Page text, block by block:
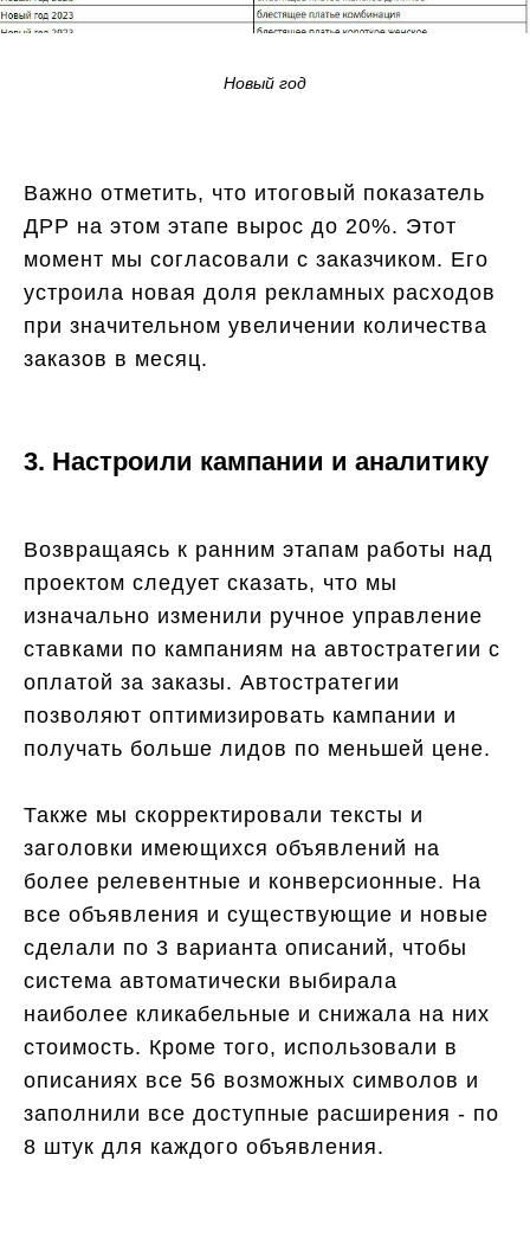
Новый год
Важно отметить, что итоговый показатель
ДРР на этом этапе вырос до 20%. Этот
момент мы согласовали с заказчиком. Его
устроила новая доля рекламных расходов
при значительном увеличении количества
заказов в месяц.
3. Настроили кампании и аналитику
Возвращаясь к ранним этапам работы над
проектом следует сказать, что мы
изначально изменили ручное управление
ставками по кампаниям на автостратегии с
оплатой за заказы. Автостратегии
позволяют оптимизировать кампании и
получать больше лидов по меньшей цене.
Также мы скорректировали тексты и
заголовки имеющихся объявлений на
более релевентные и конверсионные. На
все объявления и существующие и новые
сделали по 3 варианта описаний, чтобы
система автоматически выбирала
наиболее кликабельные и снижала на них
стоимость. Кроме того, использовали в
описаниях все 56 возможных символов и
заполнили все доступные расширения - по
8 штук для каждого объявления.